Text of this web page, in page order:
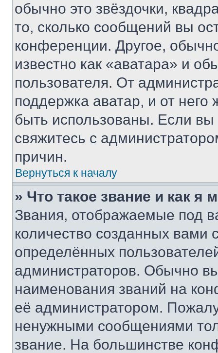
обычно это звёздочки,
то, сколько сообщений вы
конференции. Другое,
известно как «аватара» и
пользователя. От
поддержка аватар, и от него
быть использованы. Если
свяжитесь с
причин.
Вернуться к началу
» Что такое звание и как я
Звания, отображаемые под
количество созданных
определённых
администраторов. Обычно
наименования званий на
её администратором.
ненужными сообщениями
звание. На большинстве